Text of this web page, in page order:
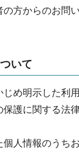
方からのお問
いて
め明示した利
護に関する法
人情報のうち